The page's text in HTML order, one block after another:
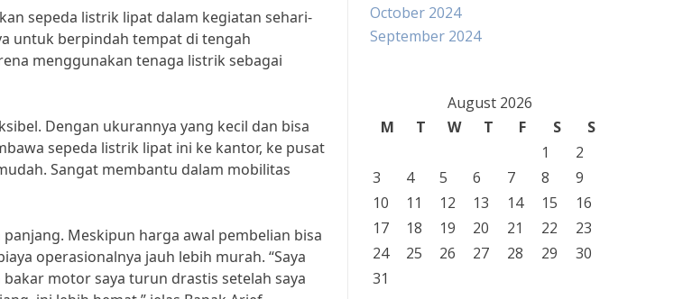
sepeda listrik lipat dalam kegiatan sehari-
untuk berpindah tempat di tengah
menggunakan tenaga listrik sebagai
Dengan ukurannya yang kecil dan bisa
sepeda listrik lipat ini ke kantor, ke pusat
Sangat membantu dalam mobilitas
Meskipun harga awal pembelian bisa
operasionalnya jauh lebih murah. “Saya
motor saya turun drastis setelah saya
October 2024
September 2024
August 2026
M
T W T F S
S
1
2
3
4 5 6 7 8
9
10
11 12 13 14 15
16
17
18 19 20 21 22
23
24
25 26 27 28 29
30
31